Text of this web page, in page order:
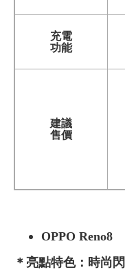
充電
功能
建議
售價
OPPO Reno8
＊亮點特色：時尚